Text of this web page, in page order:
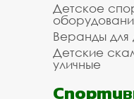
Детское
Веранды для
Детские
уличные